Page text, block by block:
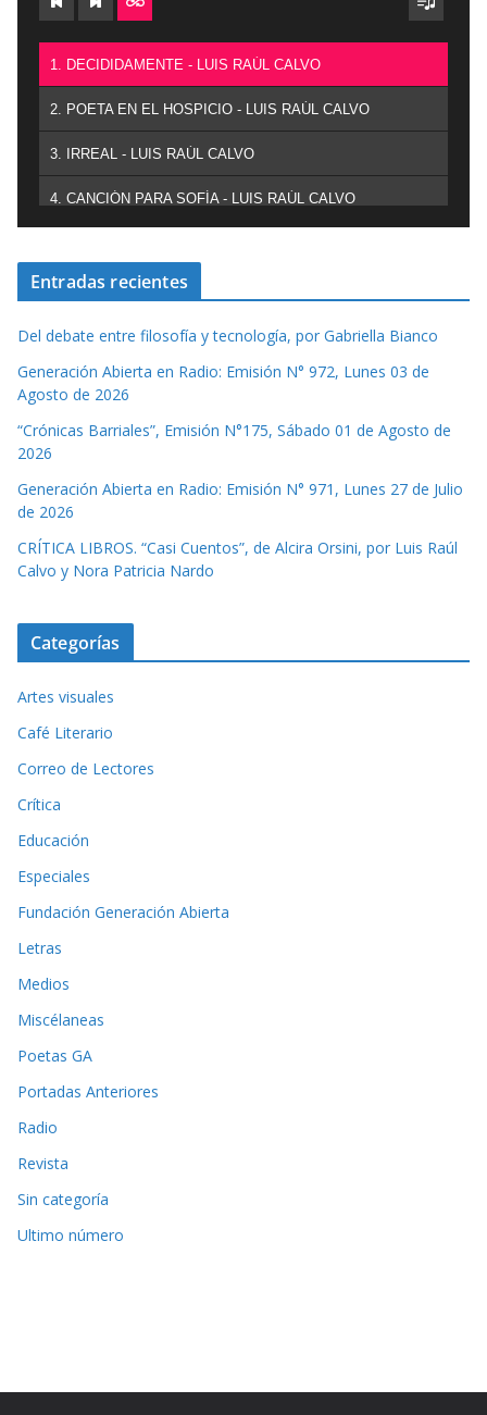
1. DECIDIDAMENTE - LUIS RAÚL CALVO
2. POETA EN EL HOSPICIO - LUIS RAÚL CALVO
3. IRREAL - LUIS RAÚL CALVO
4. CANCIÓN PARA SOFÍA - LUIS RAÚL CALVO
Entradas recientes
Del debate entre filosofía y tecnología, por Gabriella Bianco
Generación Abierta en Radio: Emisión N° 972, Lunes 03 de
Agosto de 2026
“Crónicas Barriales”, Emisión N°175, Sábado 01 de Agosto de
2026
Generación Abierta en Radio: Emisión N° 971, Lunes 27 de Julio
de 2026
CRÍTICA LIBROS. “Casi Cuentos”, de Alcira Orsini, por Luis Raúl
Calvo y Nora Patricia Nardo
Categorías
Artes visuales
Café Literario
Correo de Lectores
Crítica
Educación
Especiales
Fundación Generación Abierta
Letras
Medios
Miscélaneas
Poetas GA
Portadas Anteriores
Radio
Revista
Sin categoría
Ultimo número